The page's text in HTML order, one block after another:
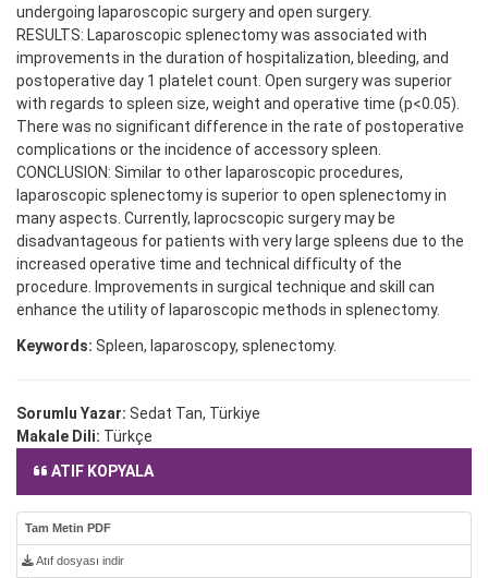
undergoing laparoscopic surgery and open surgery.
RESULTS: Laparoscopic splenectomy was associated with
improvements in the duration of hospitalization, bleeding, and
postoperative day 1 platelet count. Open surgery was superior
with regards to spleen size, weight and operative time (p<0.05).
There was no significant difference in the rate of postoperative
complications or the incidence of accessory spleen.
CONCLUSION: Similar to other laparoscopic procedures,
laparoscopic splenectomy is superior to open splenectomy in
many aspects. Currently, laprocscopic surgery may be
disadvantageous for patients with very large spleens due to the
increased operative time and technical difficulty of the
procedure. Improvements in surgical technique and skill can
enhance the utility of laparoscopic methods in splenectomy.
Keywords: Spleen, laparoscopy, splenectomy.
Sorumlu Yazar: Sedat Tan, Türkiye
Makale Dili: Türkçe
ATIF KOPYALA
Tam Metin PDF
Atıf dosyası indir